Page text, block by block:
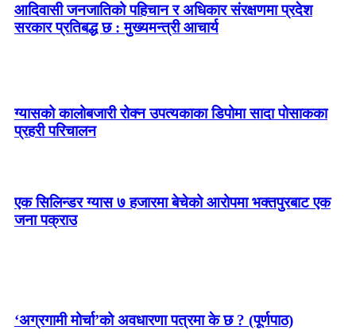
आदिवासी जनजातिको पहिचान र अधिकार संरक्षणमा प्रदेश
सरकार प्रतिबद्ध छ : मुख्यमन्त्री आचार्य
ग्यासको कालोबजारी रोक्न उपत्यकाका डिपोमा सादा पोसाकका
प्रहरी परिचालन
एक सिलिन्डर ग्यास ७ हजारमा बेचेको आरोपमा भक्तपुरबाट एक
जना पक्राउ
‘अग्रगामी मोर्चा’को अवधारणा पत्रमा के छ ? (पूर्णपाठ)